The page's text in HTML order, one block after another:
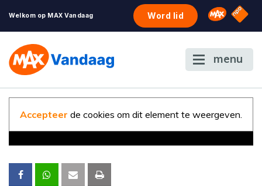
Welkom op MAX Vandaag Word lid Omroep
NPO
menu
Accepteer de cookies om dit element te weergeven.